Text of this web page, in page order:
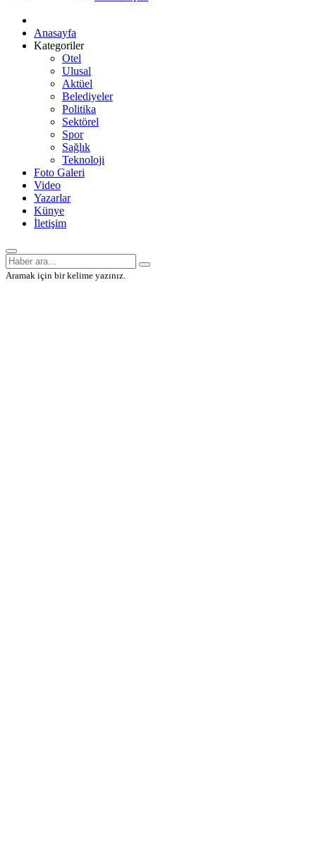
Anasayfa
Kategoriler
Otel
Ulusal
Aktüel
Belediyeler
Politika
Sektörel
Spor
Sağlık
Teknoloji
Foto Galeri
Video
Yazarlar
Künye
İletişim
Aramak için bir kelime yazınız.